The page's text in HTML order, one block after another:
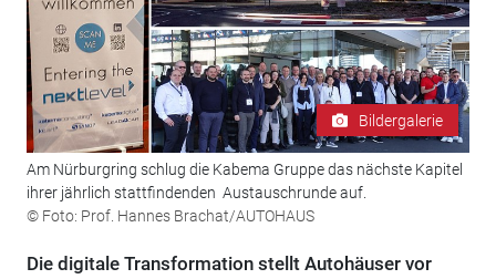
Bildergalerie
Am Nürburgring schlug die Kabema Gruppe das nächste Kapitel
ihrer jährlich stattfindenden Austauschrunde auf.
© Foto: Prof. Hannes Brachat/AUTOHAUS
Die digitale Transformation stellt Autohäuser vor